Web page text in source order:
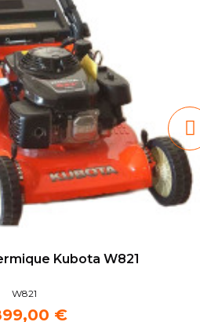
Kubota W821
W821
€